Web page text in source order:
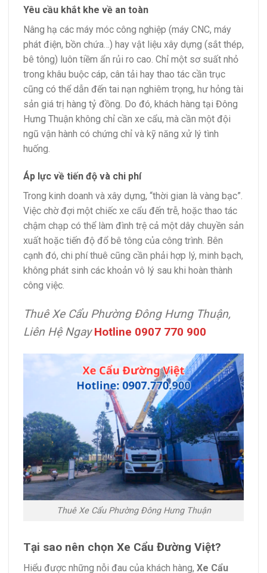
Yêu cầu khắt khe về an toàn
Nâng hạ các máy móc công nghiệp (máy CNC, máy
phát điện, bồn chứa…) hay vật liệu xây dựng (sắt thép,
bê tông) luôn tiềm ẩn rủi ro cao. Chỉ một sơ suất nhỏ
trong khâu buộc cáp, cân tải hay thao tác cần trục
cũng có thể dẫn đến tai nạn nghiêm trọng, hư hỏng tài
sản giá trị hàng tỷ đồng. Do đó, khách hàng tại Đông
Hưng Thuận không chỉ cần xe cẩu, mà cần một đội
ngũ vận hành có chứng chỉ và kỹ năng xử lý tình
huống.
Áp lực về tiến độ và chi phí
Trong kinh doanh và xây dựng, “thời gian là vàng bạc”.
Việc chờ đợi một chiếc xe cẩu đến trễ, hoặc thao tác
chậm chạp có thể làm đình trệ cả một dây chuyền sản
xuất hoặc tiến độ đổ bê tông của công trình. Bên
cạnh đó, chi phí thuê cũng cần phải hợp lý, minh bạch,
không phát sinh các khoản vô lý sau khi hoàn thành
công việc.
Thuê Xe Cẩu Phường Đông Hưng Thuận,
Liên Hệ Ngay Hotline 0907 770 900
Thuê Xe Cẩu Phường Đông Hưng Thuận
Tại sao nên chọn Xe Cẩu Đường Việt?
Hiểu được những nỗi đau của khách hàng, Xe Cẩu